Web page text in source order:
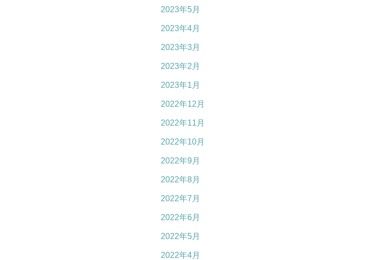
2023年5月
2023年4月
2023年3月
2023年2月
2023年1月
2022年12月
2022年11月
2022年10月
2022年9月
2022年8月
2022年7月
2022年6月
2022年5月
2022年4月